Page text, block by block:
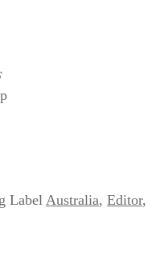
Label Australia, Editor,